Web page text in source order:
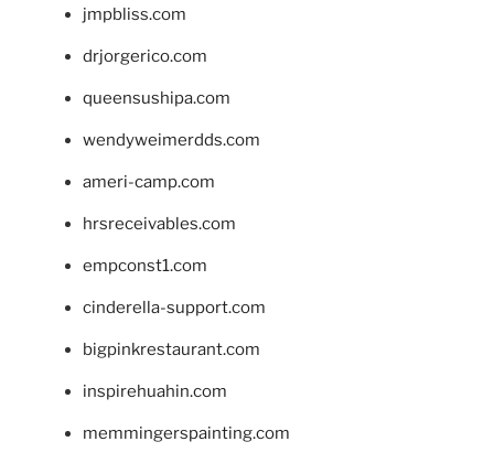
jmpbliss.com
drjorgerico.com
queensushipa.com
wendyweimerdds.com
ameri-camp.com
hrsreceivables.com
empconst1.com
cinderella-support.com
bigpinkrestaurant.com
inspirehuahin.com
memmingerspainting.com